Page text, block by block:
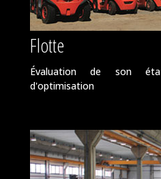
Flotte
Évaluation de son
d'optimisation